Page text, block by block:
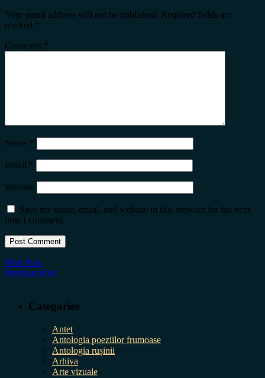
Your email address will not be published. Required fields are
marked *
Comment *
Name *
Email *
Website
Save my name, email, and website in this browser for the next
time I comment.
Next Post
Previous Post
Categories
Antet
Antologia poeziilor frumoase
Antologia rușinii
Arhiva
Arte vizuale